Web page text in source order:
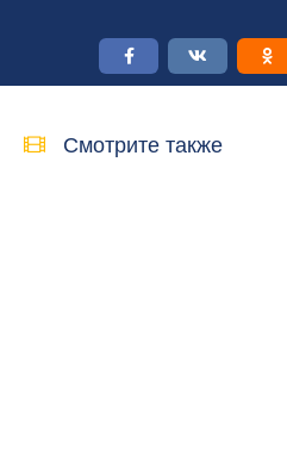
Смотрите также